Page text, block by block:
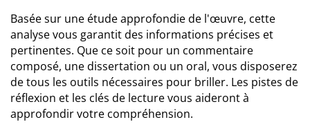
Basée sur une étude approfondie de l'œuvre, cette
analyse vous garantit des informations précises et
pertinentes. Que ce soit pour un commentaire
composé, une dissertation ou un oral, vous disposerez
de tous les outils nécessaires pour briller. Les pistes de
réflexion et les clés de lecture vous aideront à
approfondir votre compréhension.